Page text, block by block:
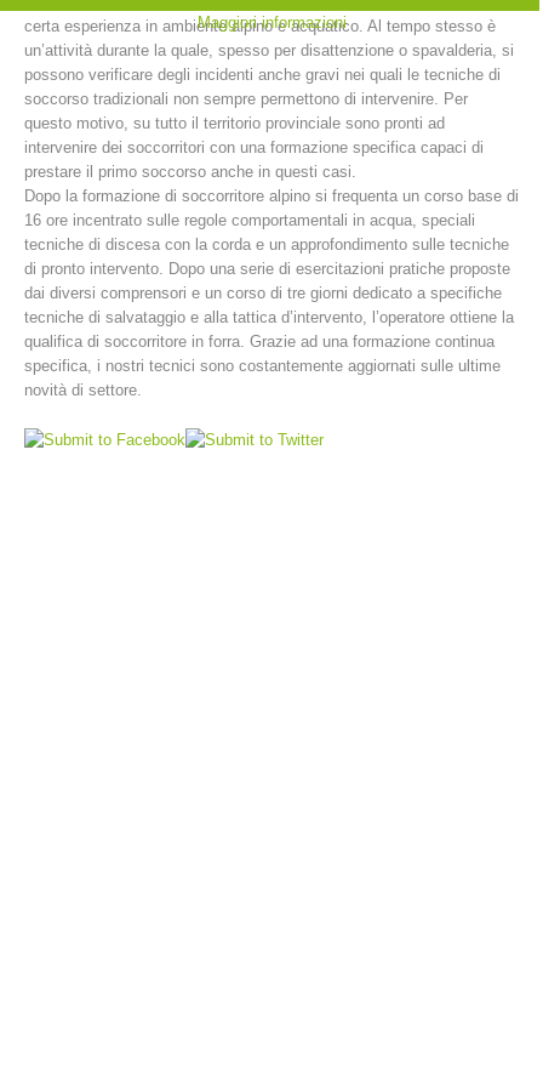
Stazioni del soccorso alpino
certa esperienza in ambiente alpino e acquatico. Al tempo stesso è
un’attività durante la quale, spesso per disattenzione o spavalderia, si
possono verificare degli incidenti anche gravi nei quali le tecniche di
soccorso tradizionali non sempre permettono di intervenire. Per
questo motivo, su tutto il territorio provinciale sono pronti ad
intervenire dei soccorritori con una formazione specifica capaci di
prestare il primo soccorso anche in questi casi.
Dopo la formazione di soccorritore alpino si frequenta un corso base di
16 ore incentrato sulle regole comportamentali in acqua, speciali
tecniche di discesa con la corda e un approfondimento sulle tecniche
di pronto intervento. Dopo una serie di esercitazioni pratiche proposte
dai diversi comprensori e un corso di tre giorni dedicato a specifiche
tecniche di salvataggio e alla tattica d’intervento, l’operatore ottiene la
qualifica di soccorritore in forra. Grazie ad una formazione continua
specifica, i nostri tecnici sono costantemente aggiornati sulle ultime
novità di settore.
Maggiori informazioni